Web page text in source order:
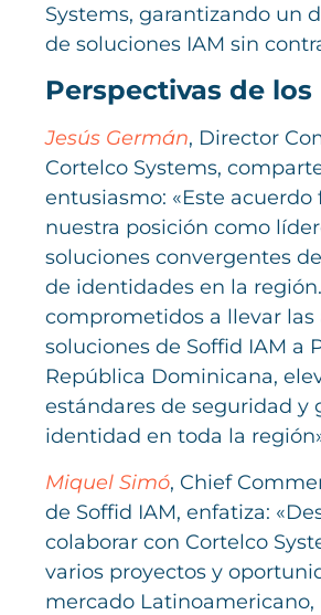
Systems, garantizando un
de soluciones IAM sin
Perspectivas de los
Jesús Germán, Director
Cortelco Systems,
entusiasmo: «Este acuerdo
nuestra posición como
soluciones convergentes
de identidades en la
comprometidos a llevar las
soluciones de Soffid IAM a
República Dominicana,
estándares de seguridad y
identidad en toda la
Miquel Simó, Chief
de Soffid IAM, enfatiza:
colaborar con Cortelco
varios proyectos y
mercado Latinoamericano,